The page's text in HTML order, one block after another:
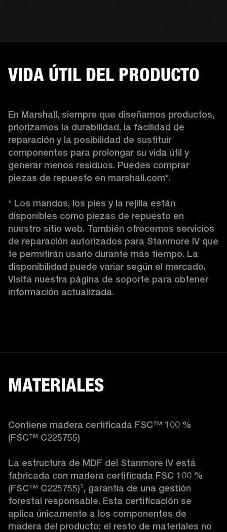
VIDA ÚTIL DEL PRODUCTO
En Marshall, siempre que diseñamos productos,
priorizamos la durabilidad, la facilidad de
reparación y la posibilidad de sustituir
componentes para prolongar su vida útil y
generar menos residuos. Puedes comprar
piezas de repuesto en marshall.com*.
* Los mandos, los pies y la rejilla están
disponibles como piezas de repuesto en
nuestro sitio web. También ofrecemos servicios
de reparación autorizados para Stanmore IV que
te permitirán usarlo durante más tiempo. La
disponibilidad puede variar según el mercado.
Visita nuestra página de soporte para obtener
información actualizada.
MATERIALES
Contiene madera certificada FSC™ 100 %
(FSC™ C225755)
La estructura de MDF del Stanmore IV está
fabricada con madera certificada FSC 100 %
(FSC™ C225755)¹, garantía de una gestión
forestal responsable. Esta certificación se
aplica únicamente a los componentes de
madera del producto; el resto de materiales no